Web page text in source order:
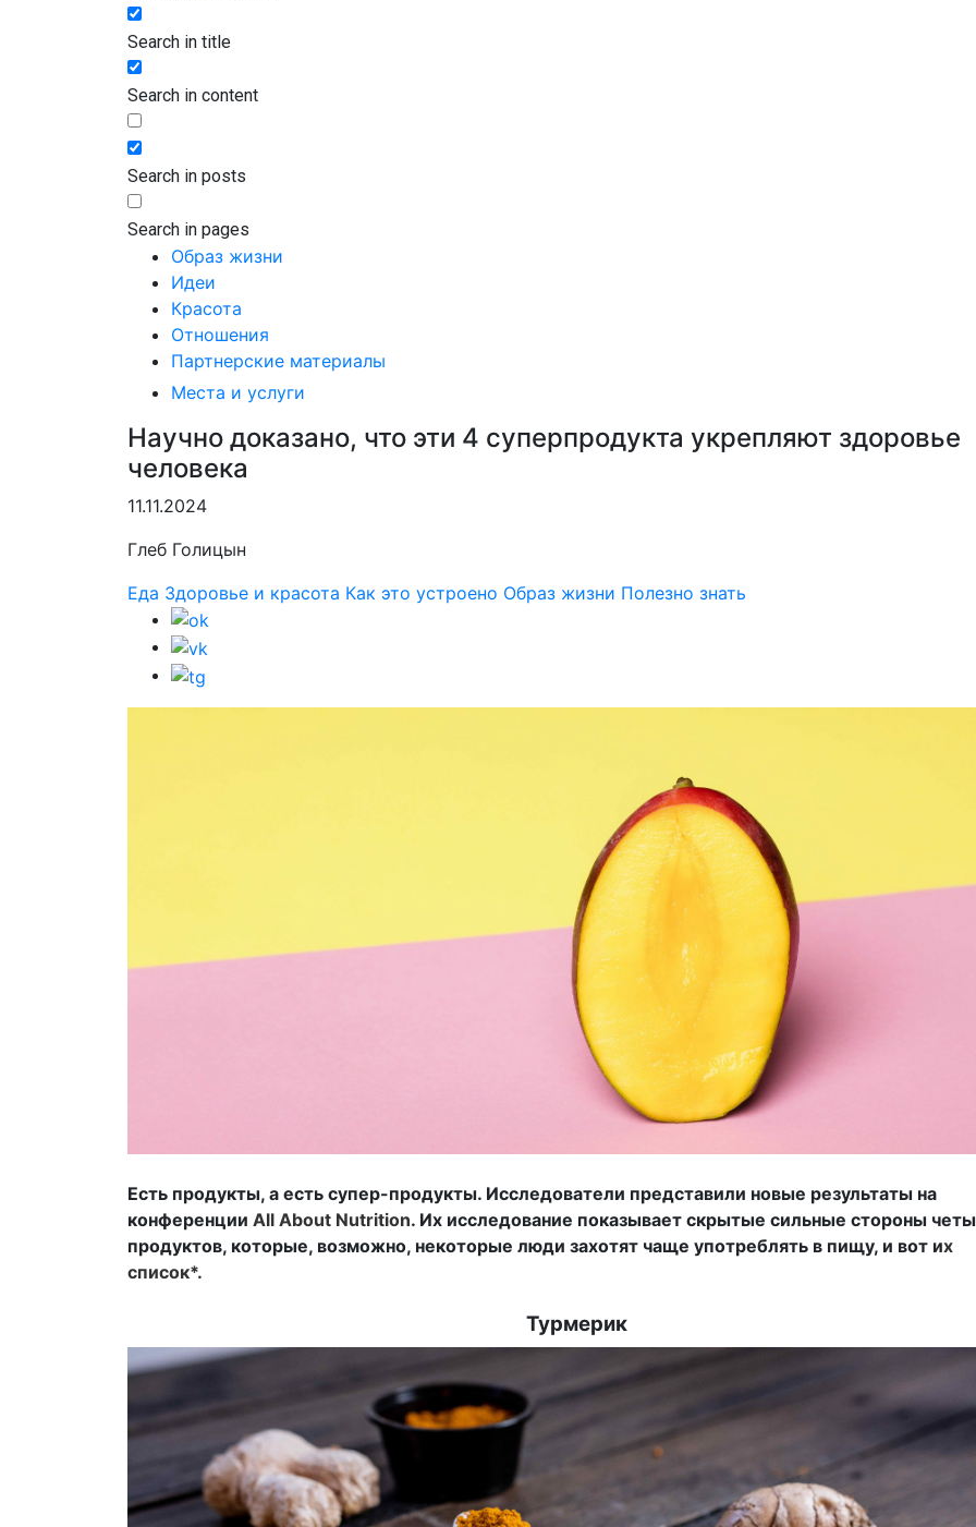
Search in title
Search in content
Search in posts
Search in pages
Образ жизни
Идеи
Красота
Отношения
Партнерские материалы
Места и услуги
Научно доказано, что эти 4 суперпродукта укрепляют здоровье
человека
11.11.2024
Глеб Голицын
Еда Здоровье и красота Как это устроено Образ жизни Полезно знать
Есть продукты, а есть супер-продукты. Исследователи представили новые результаты на
конференции All About Nutrition. Их исследование показывает скрытые сильные стороны
продуктов, которые, возможно, некоторые люди захотят чаще употреблять в пищу, и вот их
список*.
Турмерик